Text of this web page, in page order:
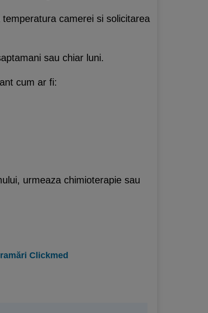
camerei si solicitarea
sau chiar luni.
cum ar fi:
urmeaza chimioterapie sau
Clickmed